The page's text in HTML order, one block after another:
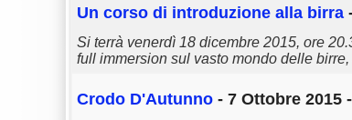
Un corso di introduzione alla birra
Si terrà venerdì 18 dicembre 2015, ore
full immersion sul vasto mondo delle
Crodo D'Autunno - 7 Ottobre 2015